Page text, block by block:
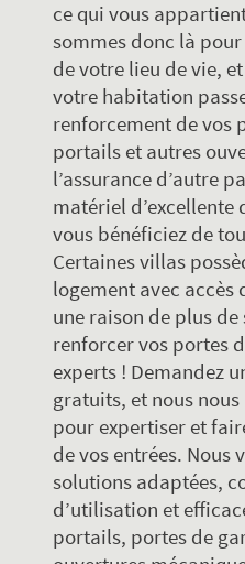
ce qui vous
sommes donc là
de votre lieu de vie,
votre habitation
renforcement de vos
portails et autres
l’assurance d’autre
matériel d’excellente
vous bénéficiez de
Certaines villas
logement avec accès
une raison de plus
renforcer vos portes
experts ! Demandez
gratuits, et nous
pour expertiser et
de vos entrées. Nous
solutions adaptées,
d’utilisation et
portails, portes de